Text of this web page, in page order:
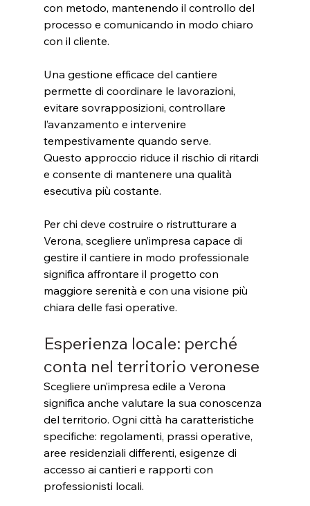
con metodo, mantenendo il controllo del
processo e comunicando in modo chiaro
con il cliente.
Una gestione efficace del cantiere
permette di coordinare le lavorazioni,
evitare sovrapposizioni, controllare
l’avanzamento e intervenire
tempestivamente quando serve.
Questo approccio riduce il rischio di ritardi
e consente di mantenere una qualità
esecutiva più costante.
Per chi deve costruire o ristrutturare a
Verona, scegliere un’impresa capace di
gestire il cantiere in modo professionale
significa affrontare il progetto con
maggiore serenità e con una visione più
chiara delle fasi operative.
Esperienza locale: perché
conta nel territorio veronese
Scegliere un’impresa edile a Verona
significa anche valutare la sua conoscenza
del territorio. Ogni città ha caratteristiche
specifiche: regolamenti, prassi operative,
aree residenziali differenti, esigenze di
accesso ai cantieri e rapporti con
professionisti locali.